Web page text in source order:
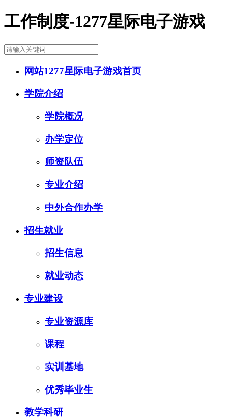
工作制度-1277星际电子游戏
网站1277星际电子游戏首页
学院介绍
学院概况
办学定位
师资队伍
专业介绍
中外合作办学
招生就业
招生信息
就业动态
专业建设
专业资源库
课程
实训基地
优秀毕业生
教学科研